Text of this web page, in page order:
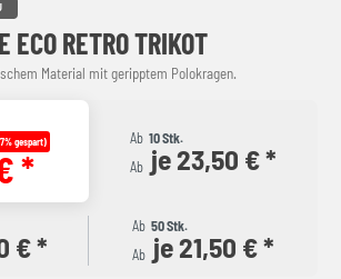
ECO RETRO TRIKOT
Material mit geripptem Polokragen.
gespart)
*
Ab 10 Stk.
Ab je 23,50 € *
€ *
Ab 50 Stk.
Ab je 21,50 € *